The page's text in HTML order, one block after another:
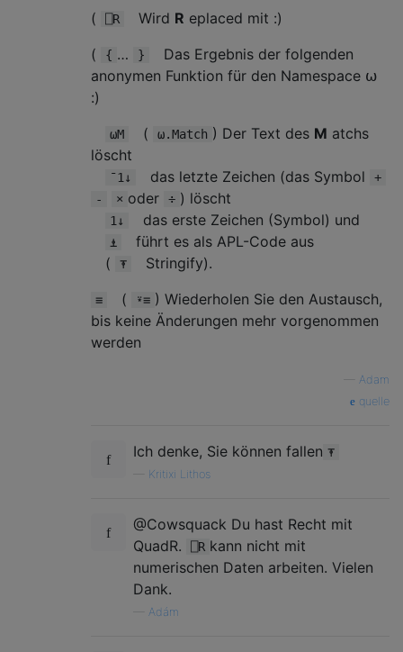
(
⎕R Wird R eplaced mit :)
(
{ … }
Das Ergebnis der folgenden
anonymen Funktion für den Namespace ⍵
:)
⍵M ( ⍵.Match ) Der Text des M atchs
löscht
¯1↓ das letzte Zeichen (das Symbol
+
-
× oder ÷ ) löscht
1↓ das erste Zeichen (Symbol) und
⍎
führt es als APL-Code aus
(
⍕ Stringify).
≡ ( ⍣≡ ) Wiederholen Sie den Austausch,
bis keine Änderungen mehr vorgenommen
werden
Adam
quelle
Ich denke, Sie können fallen ⍕
Kritixi Lithos
@Cowsquack Du hast Recht mit
QuadR.
⎕R kann nicht mit
numerischen Daten arbeiten. Vielen
Dank.
Adám